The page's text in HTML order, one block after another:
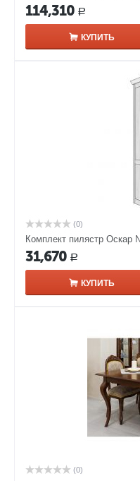
114,310 Р
КУПИТЬ
(0)
Комплект пилястр
31,670 Р
КУПИТЬ
(0)